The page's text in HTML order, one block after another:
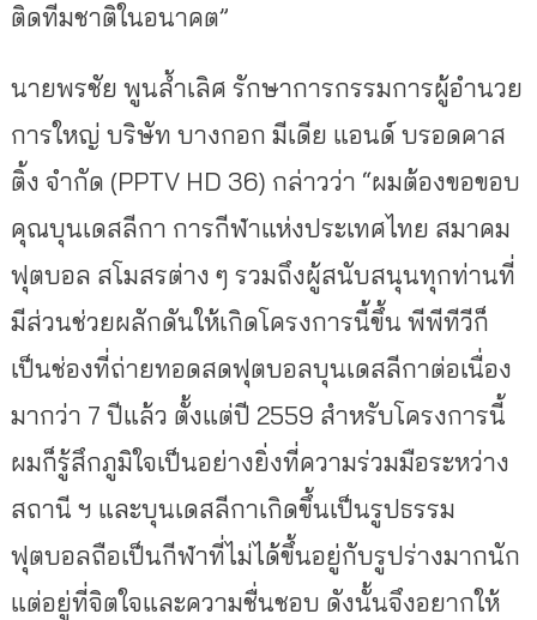
ติดทีมชาติในอนาคต”
นายพรชัย พูนล้ำเลิศ รักษาการกรรมการผู้อำนวย
การใหญ่ บริษัท บางกอก มีเดีย แอนด์ บรอดคาส
ติ้ง จำกัด (PPTV HD 36) กล่าวว่า “ผมต้องขอขอบ
คุณบุนเดสลีกา การกีฬาแห่งประเทศไทย สมาคม
ฟุตบอล สโมสรต่าง ๆ รวมถึงผู้สนับสนุนทุกท่านที่
มีส่วนช่วยผลักดันให้เกิดโครงการนี้ขึ้น พีพีทีวีก็
เป็นช่องที่ถ่ายทอดสดฟุตบอลบุนเดสลีกาต่อเนื่อง
มากว่า 7 ปีแล้ว ตั้งแต่ปี 2559 สำหรับโครงการนี้
ผมก็รู้สึกภูมิใจเป็นอย่างยิ่งที่ความร่วมมือระหว่าง
สถานี ฯ และบุนเดสลีกาเกิดขึ้นเป็นรูปธรรม
ฟุตบอลถือเป็นกีฬาที่ไม่ได้ขึ้นอยู่กับรูปร่างมากนัก
แต่อยู่ที่จิตใจและความชื่นชอบ ดังนั้นจึงอยากให้